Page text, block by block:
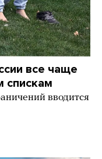
все чаще
спискам
вводится